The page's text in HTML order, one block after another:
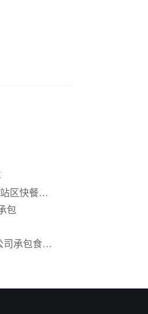
合肥悦享 科学管理(图)-单位快餐配送-新站区快餐配送
包
合肥食堂承包-合肥悦享|食材新鲜-餐饮公司承包食堂公司